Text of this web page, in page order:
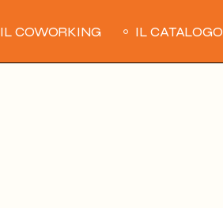
IL COWORKING IL CATALOGO